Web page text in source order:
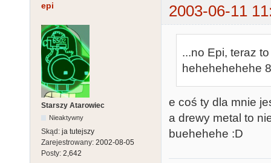
epi 2003-06-11
Starszy Atarowiec
Nieaktywny
Skąd: ja tutejszy
Zarejestrowany: 2002-08-05
Posty: 2,642
...no Epi, teraz
hehehehehehe
e coś ty dla mnie
a drewy metal to
buehehehe :D